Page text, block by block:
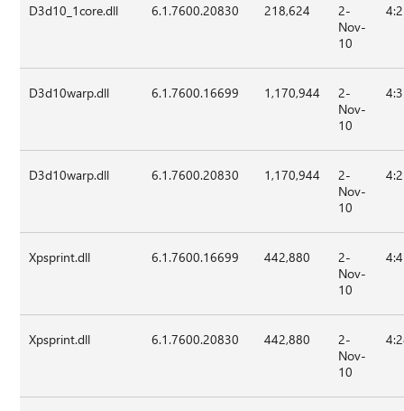
D3d10_1core.dll 6.1.7600.20830 218,624
2-
Nov-
10
D3d10warp.dll 6.1.7600.16699 1,170,944
2-
Nov-
10
D3d10warp.dll 6.1.7600.20830 1,170,944
2-
Nov-
10
Xpsprint.dll 6.1.7600.16699 442,880
2-
Nov-
10
Xpsprint.dll 6.1.7600.20830 442,880
2-
Nov-
10